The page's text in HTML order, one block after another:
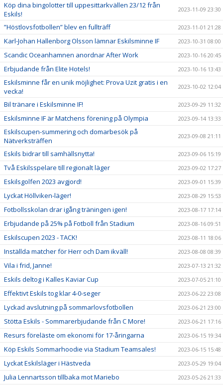
Köp dina bingolotter till uppesittarkvällen 23/12 från
Eskils!
2023-11-09 23:30
”Höstlovsfotbollen” blev en fullträff 2023-11-01 21:28
Karl-Johan Hallenborg Olsson lämnar Eskilsminne IF 2023-10-31 08:00
Scandic Oceanhamnen anordnar After Work 2023-10-16 20:45
Erbjudande från Elite Hotels! 2023-10-16 13:43
Eskilsminne får en unik möjlighet: Prova Uzit gratis i en
vecka!
2023-10-02 12:04
Bil tränare i Eskilsminne IF! 2023-09-29 11:32
Eskilsminne IF är Matchens förening på Olympia 2023-09-14 13:33
Eskilscupen-summering och domarbesök på
Nätverksträffen
2023-09-08 21:11
Eskils bidrar till samhällsnytta! 2023-09-06 15:19
Två Eskilsspelare till regionalt läger 2023-09-02 17:27
Eskilsgolfen 2023 avgjord! 2023-09-01 15:39
Lyckat Höllviken-läger! 2023-08-29 15:53
Fotbollsskolan drar igång träningen igen! 2023-08-17 17:14
Erbjudande på 25% på Fotboll från Stadium 2023-08-16 09:51
Eskilscupen 2023 - TACK! 2023-08-11 18:06
Inställda matcher för Herr och Dam ikväll! 2023-08-08 08:39
Vila i frid, Janne! 2023-07-13 21:32
Eskils deltog i Kalles Kaviar Cup 2023-07-05 21:10
Effektivt Eskils tog klar 4-0-seger 2023-06-22 23:08
Lyckad avslutning på sommarlovsfotbollen 2023-06-21 23:00
Stötta Eskils - Sommarerbjudande från C More! 2023-06-21 17:16
Resurs föreläste om ekonomi för 17-åringarna 2023-06-15 19:34
Köp Eskils Sommarhoodie via Stadium Teamsales! 2023-06-15 15:48
Lyckat Eskilsläger i Hästveda 2023-05-29 19:04
Julia Lennartsson tillbaka mot Mariebo 2023-05-26 21:33